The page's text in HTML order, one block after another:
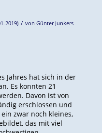
2019) / von Günter Junkers
Jahres hat sich in der
Es konnten 21
Davon ist von
erschlossen und
zwar noch kleines,
das mit viel